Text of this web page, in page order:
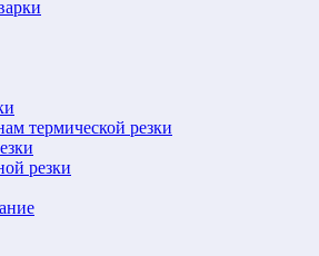
термической резки
резки